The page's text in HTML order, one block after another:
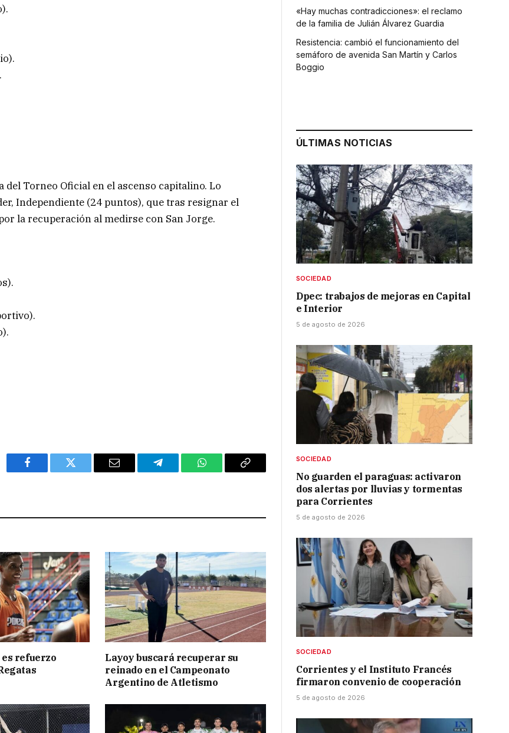
del Torneo Oficial en el ascenso capitalino. Lo
Independiente (24 puntos), que tras resignar el
la recuperación al medirse con San Jorge.
Facebook Twitter Email Telegram WhatsAppCopy
es refuerzo
Layoy buscará recuperar su
reinado en el Campeonato
Argentino de Atletismo
«Hay muchas contradicciones»: el reclamo
de la familia de Julián Álvarez Guardia
Resistencia: cambió el funcionamiento del
semáforo de avenida San Martín y Carlos
Boggio
ÚLTIMAS NOTICIAS
SOCIEDAD
Dpec: trabajos de mejoras en Capital
e Interior
5 de agosto de 2026
SOCIEDAD
No guarden el paraguas: activaron
dos alertas por lluvias y tormentas
para Corrientes
5 de agosto de 2026
SOCIEDAD
Corrientes y el Instituto Francés
firmaron convenio de cooperación
5 de agosto de 2026